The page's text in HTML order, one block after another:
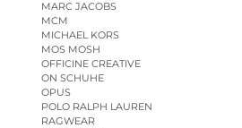
MARC JACOBS
MCM
MICHAEL KORS
MOS MOSH
OFFICINE CREATIVE
ON SCHUHE
OPUS
POLO RALPH LAUREN
RAGWEAR